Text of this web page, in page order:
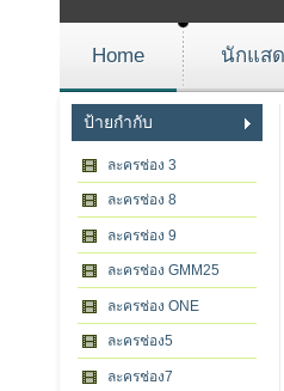
Home นักแส
ป้ายกำกับ
ละครช่อง 3
ละครช่อง 8
ละครช่อง 9
ละครช่อง GMM25
ละครช่อง ONE
ละครช่อง5
ละครช่อง7